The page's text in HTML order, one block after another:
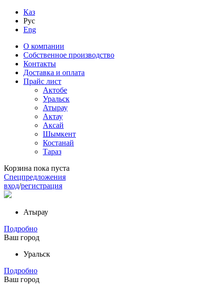
Каз
Рус
Eng
О компании
Собственное производство
Контакты
Доставка и оплата
Прайс лист
Актобе
Уральск
Атырау
Актау
Аксай
Шымкент
Костанай
Тараз
Корзина пока пуста
Спецпредложения
вход/регистрация
Атырау
Подробно
Ваш город
Уральск
Подробно
Ваш город